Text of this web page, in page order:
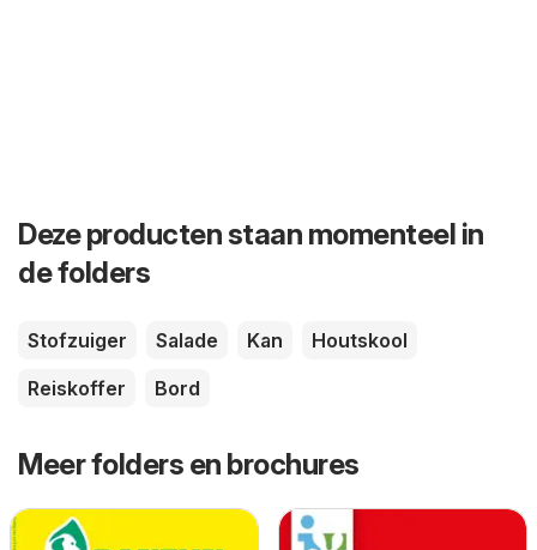
Deze producten staan momenteel in
de folders
Stofzuiger Salade Kan
Houtskool
Reiskoffer
Bord
Meer folders en brochures